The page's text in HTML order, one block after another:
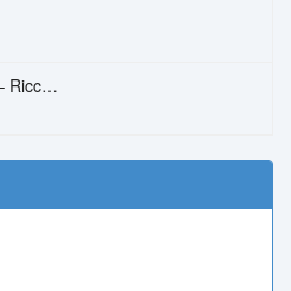
Sara Perche Ti Amo – Ricchi E Poveri